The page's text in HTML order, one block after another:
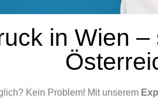
in Wien
Kein Problem! Mit unserem